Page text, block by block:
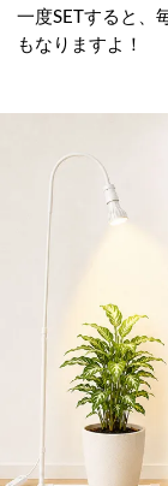
一度SETすると、
もなりますよ！